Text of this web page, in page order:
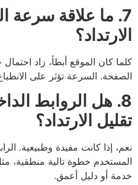
7. ما علاقة سرعة
الارتداد؟
كلما كان الموقع أبطأ، زاد
الصفحة. السرعة تؤثر على
8. هل الروابط
تقليل الارتداد؟
نعم، إذا كانت مفيدة وطبيعية.
المستخدم خطوة تالية منطقية،
خدمة أو دليل أعمق.